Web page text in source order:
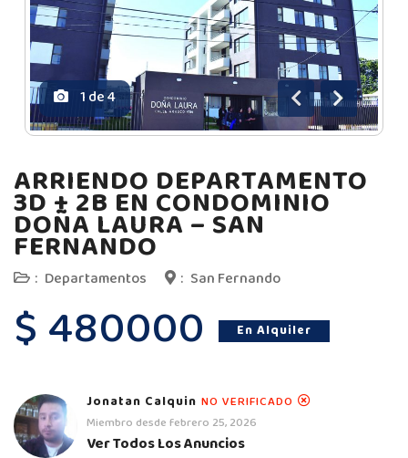
1de4
AnteriorSiguiente
ARRIENDO DEPARTAMENTO
3D + 2B EN CONDOMINIO
DOÑA LAURA – SAN
FERNANDO
: Departamentos : San Fernando
$ 480000 En Alquiler
Jonatan Calquin NO VERIFICADO
Miembro desde febrero 25, 2026
Ver Todos Los Anuncios